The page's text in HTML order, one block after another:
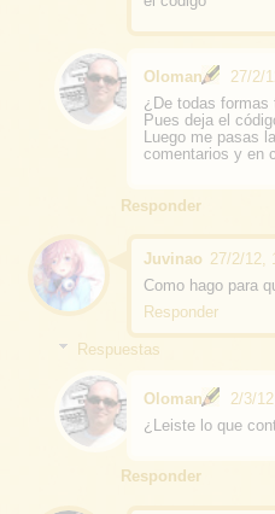
Oloman
27/2/
¿De todas formas
Pues deja el
Luego me pasas
comentarios y en
Responder
Juvinao 27/2/12,
Como hago para
Responder
Respuestas
Oloman
2/3/
¿Leiste lo que
Responder